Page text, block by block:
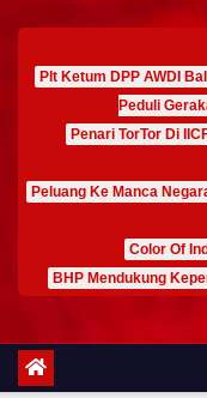
Plt Ketum DPP AWDI
Peduli
Penari TorTor Di
Peluang Ke Manca
Color Of
BHP Mendukung